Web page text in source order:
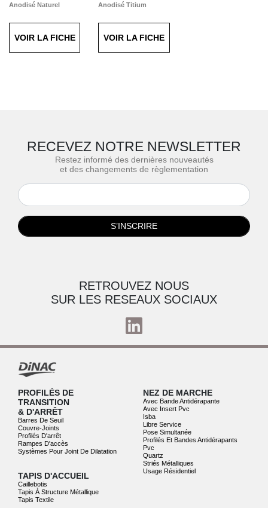
Anodisé Naturel
VOIR LA FICHE
Anodisé Titium
VOIR LA FICHE
RECEVEZ NOTRE NEWSLETTER
Restez informé des dernières nouveautés
et des changements de règlementation
S’INSCRIRE
RETROUVEZ NOUS
SUR LES RESEAUX SOCIAUX
PROFILÉS DE
TRANSITION
& D'ARRÊT
Barres De Seuil
Couvre-Joints
Profilés D'arrêt
Rampes D'accès
Systèmes Pour Joint De Dilatation
TAPIS D'ACCUEIL
Caillebotis
Tapis À Structure Métallique
Tapis Textile
NEZ DE MARCHE
Avec Bande Antidérapante
Avec Insert Pvc
Isba
Libre Service
Pose Simultanée
Profilés Et Bandes Antidérapants
Pvc
Quartz
Striés Métalliques
Usage Résidentiel